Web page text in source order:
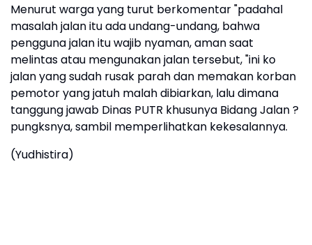
Menurut warga yang turut berkomentar "padahal
masalah jalan itu ada undang-undang, bahwa
pengguna jalan itu wajib nyaman, aman saat
melintas atau mengunakan jalan tersebut, "ini ko
jalan yang sudah rusak parah dan memakan korban
pemotor yang jatuh malah dibiarkan, lalu dimana
tanggung jawab Dinas PUTR khusunya Bidang Jalan ?
pungksnya, sambil memperlihatkan kekesalannya.
(Yudhistira)